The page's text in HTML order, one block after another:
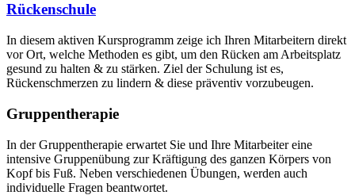
Rückenschule
In diesem aktiven Kursprogramm zeige ich Ihren Mitarbeitern direkt
vor Ort, welche Methoden es gibt, um den Rücken am Arbeitsplatz
gesund zu halten & zu stärken. Ziel der Schulung ist es,
Rückenschmerzen zu lindern & diese präventiv vorzubeugen.
Gruppentherapie
In der Gruppentherapie erwartet Sie und Ihre Mitarbeiter eine
intensive Gruppenübung zur Kräftigung des ganzen Körpers von
Kopf bis Fuß. Neben verschiedenen Übungen, werden auch
individuelle Fragen beantwortet.